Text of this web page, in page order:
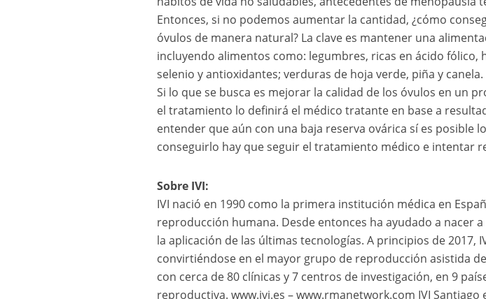
Entonces, si no podemos aumentar la cantidad, ¿cómo
óvulos de manera natural? La clave es mantener una
incluyendo alimentos como: legumbres, ricas en ácido fólico,
selenio y antioxidantes; verduras de hoja verde, piña y canela.
Si lo que se busca es mejorar la calidad de los óvulos en un
el tratamiento lo definirá el médico tratante en base a
entender que aún con una baja reserva ovárica sí es posible
conseguirlo hay que seguir el tratamiento médico e intentar
Sobre IVI:
IVI nació en 1990 como la primera institución médica en
reproducción humana. Desde entonces ha ayudado a nacer a
la aplicación de las últimas tecnologías. A principios de 2017,
convirtiéndose en el mayor grupo de reproducción asistida
con cerca de 80 clínicas y 7 centros de investigación, en 9
reproductiva. www.ivi.es – www.rmanetwork.com IVI Santiago